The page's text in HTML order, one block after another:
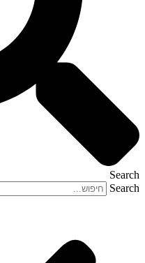
Search
Search